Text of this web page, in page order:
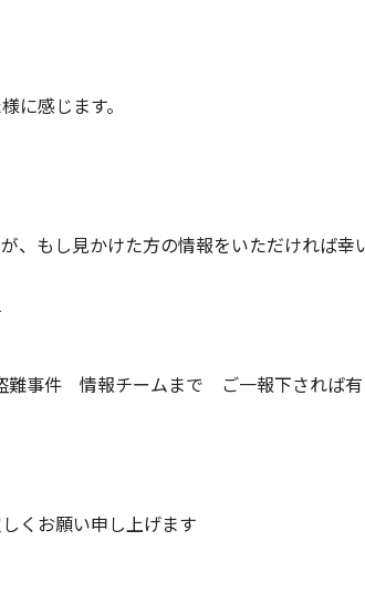
感じます。
もし見かけた方の情報をいただければ幸
事件 情報チームまで ご一報下されば有
くお願い申し上げます